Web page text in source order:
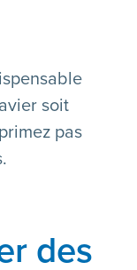
soit
pas
des